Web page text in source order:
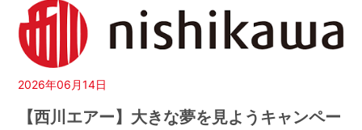
2026年06月14日
【西川エアー】大きな夢を見ようキャンペー